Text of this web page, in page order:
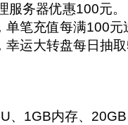
服务器优惠100元。
笔充值每满100元
运大转盘每日抽
、1GB内存、